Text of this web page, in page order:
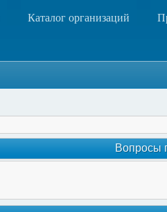
Каталог организаций
Вопросы